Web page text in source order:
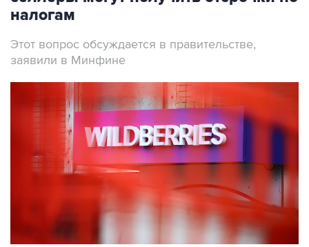
налогам
Этот вопрос обсуждается в правительстве,
заявили в Минфине